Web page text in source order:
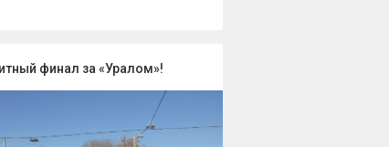
финал за «Уралом»!